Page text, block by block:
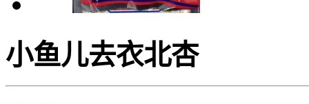
小鱼儿去衣北杏